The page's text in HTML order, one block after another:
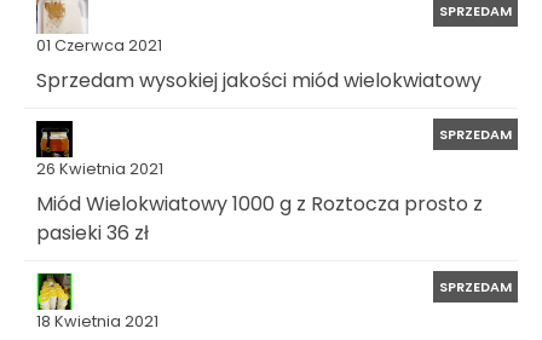
01 Czerwca 2021
SPRZEDAM
Sprzedam wysokiej jakości miód wielokwiatowy
26 Kwietnia 2021
SPRZEDAM
Miód Wielokwiatowy 1000 g z Roztocza prosto z
pasieki 36 zł
18 Kwietnia 2021
SPRZEDAM